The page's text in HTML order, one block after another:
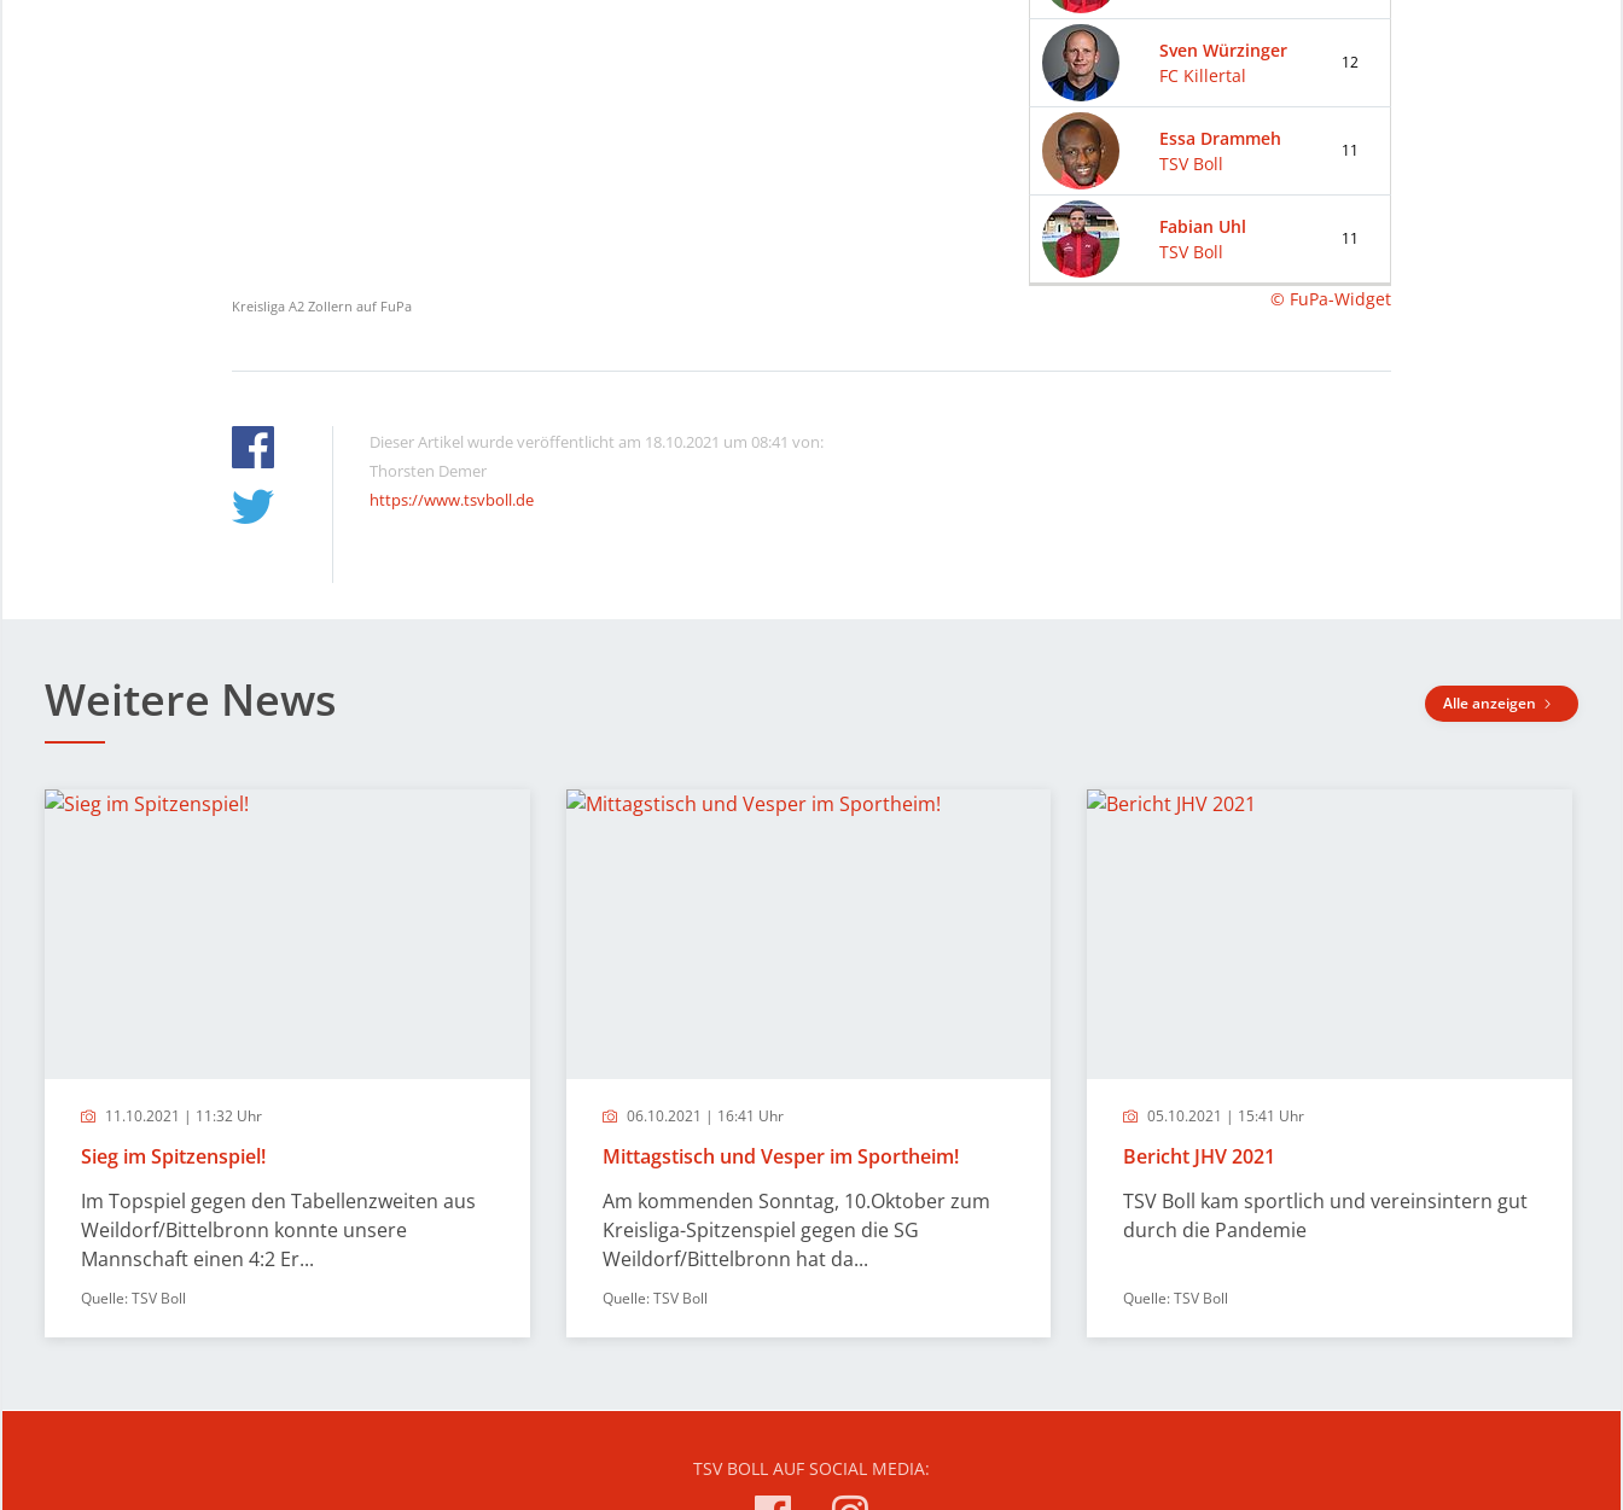
Sven Würzinger
FC Killertal
12
Essa Drammeh
TSV Boll
11
Fabian Uhl
TSV Boll
11
© FuPa-Widget
Kreisliga A2 Zollern auf FuPa
Dieser Artikel wurde veröffentlicht am 18.10.2021 um 08:41 von:
Thorsten Demer
https://www.tsvboll.de
Weitere News Alle anzeigen
11.10.2021 | 11:32 Uhr
Sieg im Spitzenspiel!
Im Topspiel gegen den Tabellenzweiten aus
Weildorf/Bittelbronn konnte unsere
Mannschaft einen 4:2 Er...
Quelle: TSV Boll
06.10.2021 | 16:41 Uhr
Mittagstisch und Vesper im Sportheim!
Am kommenden Sonntag, 10.Oktober zum
Kreisliga-Spitzenspiel gegen die SG
Weildorf/Bittelbronn hat da...
Quelle: TSV Boll
05.10.2021 | 15:41 Uhr
Bericht JHV 2021
TSV Boll kam sportlich und vereinsintern gut
durch die Pandemie
Quelle: TSV Boll
TSV BOLL AUF SOCIAL MEDIA: